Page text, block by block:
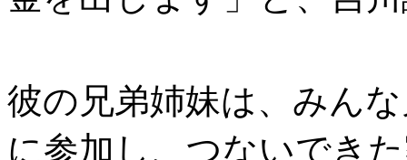
彼の兄弟姉妹は、みん
に参加し、つないでき